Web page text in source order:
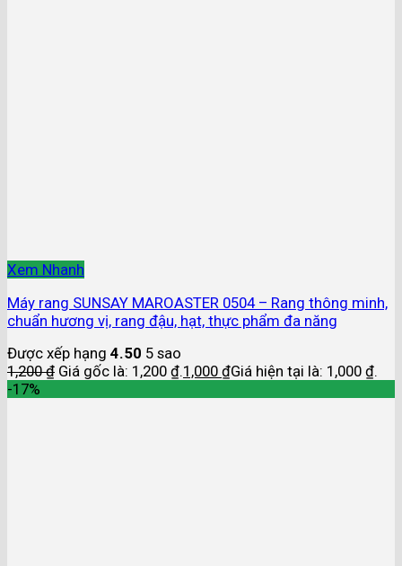
Xem Nhanh
Máy rang SUNSAY MAROASTER 0504 – Rang thông minh,
chuẩn hương vị, rang đậu, hạt, thực phẩm đa năng
Được xếp hạng 4.50 5 sao
1,200₫ Giá gốc là: 1,200 ₫.1,000 ₫Giá hiện tại là: 1,000 ₫.
-17%